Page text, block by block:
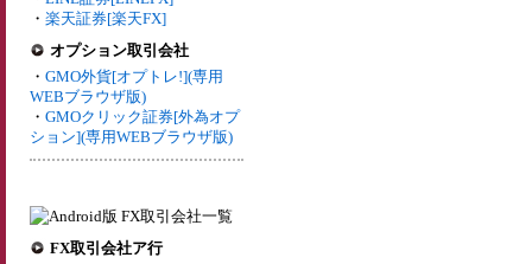
・ 楽天証券[楽天FX]
オプション取引会社
・ GMO外貨[オプトレ!](専用
WEBブラウザ版)
・ GMOクリック証券[外為オプ
ション](専用WEBブラウザ版)
FX取引会社ア行